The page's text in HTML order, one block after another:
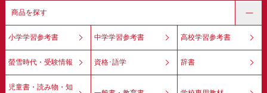
商品を探す
小学学習参考書 中学学習参考書 高校学習参考書
螢雪時代・受験情報 資格･語学 辞書
児童書・読み物・知